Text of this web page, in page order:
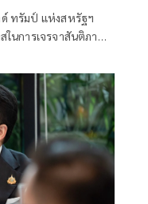
ทรัมป์ แห่งสหรัฐฯ
ในการเจรจาสันติภาพ